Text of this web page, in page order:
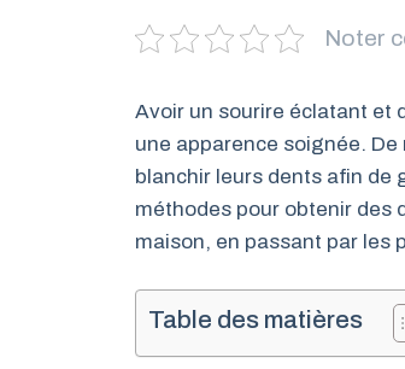
Noter
Avoir un sourire éclatant et
une apparence soignée.
blanchir leurs dents afin de
méthodes pour obtenir des
maison, en passant par les
Table des matières